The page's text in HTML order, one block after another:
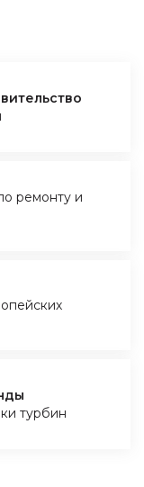
ремонту и
турбин